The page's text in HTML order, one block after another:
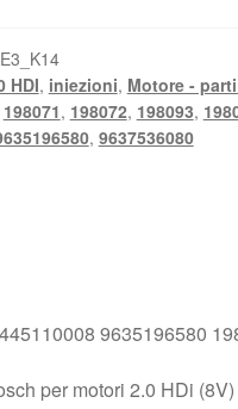
HDI, iniezioni, Motore -
198071, 198072, 198093,
, 9637536080
9635196580
per motori 2.0 HDi